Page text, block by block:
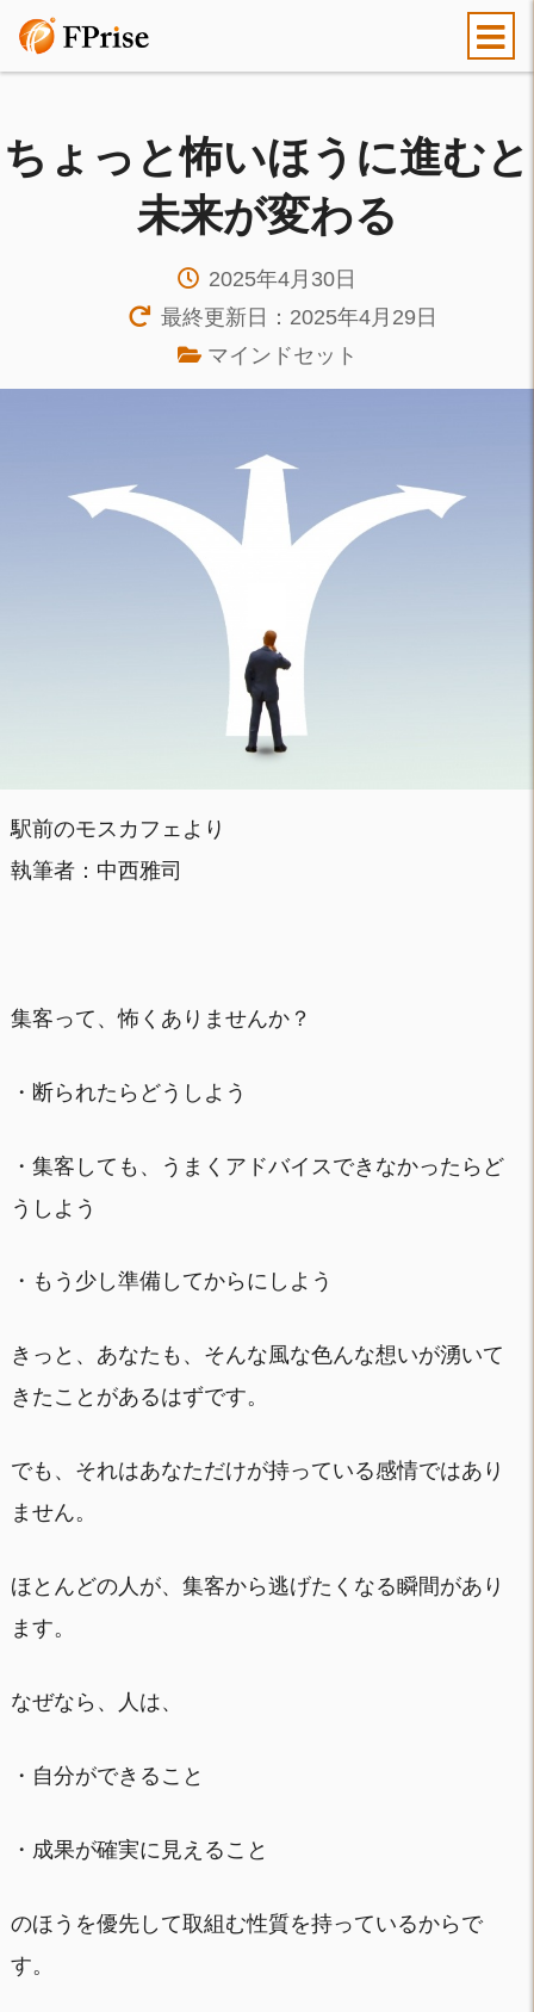
ちょっと怖いほうに進むと
未来が変わる
2025年4月30日
最終更新日：2025年4月29日
マインドセット
駅前のモスカフェより
執筆者：中西雅司
集客って、怖くありませんか？
・断られたらどうしよう
・集客しても、うまくアドバイスできなかったらど
うしよう
・もう少し準備してからにしよう
きっと、あなたも、そんな風な色んな想いが湧いて
きたことがあるはずです。
でも、それはあなただけが持っている感情ではあり
ません。
ほとんどの人が、集客から逃げたくなる瞬間があり
ます。
なぜなら、人は、
・自分ができること
・成果が確実に見えること
のほうを優先して取組む性質を持っているからで
す。